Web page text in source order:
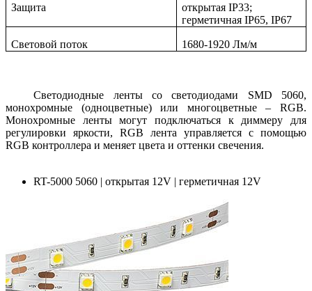
Защита
открытая IP33;
герметичная IP65, IP67
Световой поток 1680-1920 Лм/м
Светодиодные ленты со светодиодами SMD 5060,
монохромные (одноцветные) или многоцветные – RGB.
Монохромные ленты могут подключаться к диммеру для
регулировки яркости, RGB лента управляется с помощью
RGB контроллера и меняет цвета и оттенки свечения.
RT-5000 5060 | открытая 12V | герметичная 12V